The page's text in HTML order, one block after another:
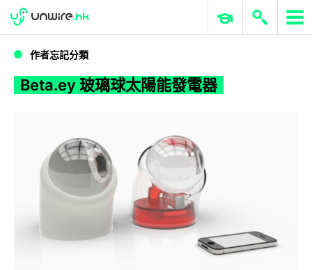
Beta.ey 玻璃球太陽能發電器
WWDC 2026 ERP 與商業 AI
作者忘記分類
Beta.ey 玻璃球太陽能發電器